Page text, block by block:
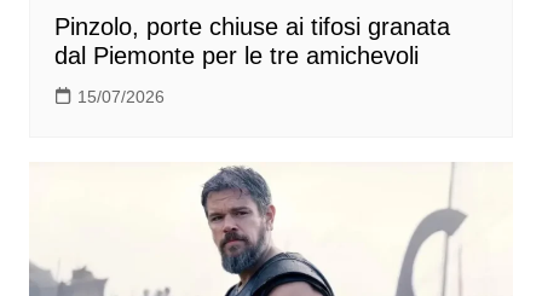
Pinzolo, porte chiuse ai tifosi granata
dal Piemonte per le tre amichevoli
15/07/2026